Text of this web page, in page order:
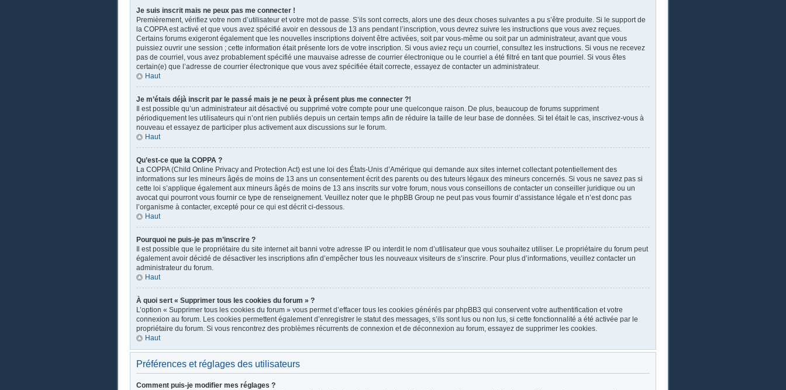
Je suis inscrit mais ne peux pas me connecter !
Premièrement, vérifiez votre nom d’utilisateur et votre mot de passe. S’ils sont corrects, alors une des deux choses suivantes a pu s’être produite. Si le support de
la COPPA est activé et que vous avez spécifié avoir en dessous de 13 ans pendant l’inscription, vous devrez suivre les instructions que vous avez reçues.
Certains forums exigeront également que les nouvelles inscriptions doivent être activées, soit par vous-même ou soit par un administrateur, avant que vous
puissiez ouvrir une session ; cette information était présente lors de votre inscription. Si vous aviez reçu un courriel, consultez les instructions. Si vous ne recevez
pas de courriel, vous avez probablement spécifié une mauvaise adresse de courrier électronique ou le courriel a été filtré en tant que pourriel. Si vous êtes
certain(e) que l’adresse de courrier électronique que vous avez spécifiée était correcte, essayez de contacter un administrateur.
Haut
Je m’étais déjà inscrit par le passé mais je ne peux à présent plus me connecter ?!
Il est possible qu’un administrateur ait désactivé ou supprimé votre compte pour une quelconque raison. De plus, beaucoup de forums suppriment
périodiquement les utilisateurs qui n’ont rien publiés depuis un certain temps afin de réduire la taille de leur base de données. Si tel était le cas, inscrivez-vous à
nouveau et essayez de participer plus activement aux discussions sur le forum.
Haut
Qu’est-ce que la COPPA ?
La COPPA (Child Online Privacy and Protection Act) est une loi des États-Unis d’Amérique qui demande aux sites internet collectant potentiellement des
informations sur les mineurs âgés de moins de 13 ans un consentement écrit des parents ou des tuteurs légaux des mineurs concernés. Si vous ne savez pas si
cette loi s’applique également aux mineurs âgés de moins de 13 ans inscrits sur votre forum, nous vous conseillons de contacter un conseiller juridique ou un
avocat qui pourront vous fournir ce type de renseignement. Veuillez noter que le phpBB Group ne peut pas vous fournir d’assistance légale et n’est donc pas
l’organisme à contacter, excepté pour ce qui est décrit ci-dessous.
Haut
Pourquoi ne puis-je pas m’inscrire ?
Il est possible que le propriétaire du site internet ait banni votre adresse IP ou interdit le nom d’utilisateur que vous souhaitez utiliser. Le propriétaire du forum peut
également avoir décidé de désactiver les inscriptions afin d’empêcher tous les nouveaux visiteurs de s’inscrire. Pour plus d’informations, veuillez contacter un
administrateur du forum.
Haut
À quoi sert « Supprimer tous les cookies du forum » ?
L’option « Supprimer tous les cookies du forum » vous permet d’effacer tous les cookies générés par phpBB3 qui conservent votre authentification et votre
connexion au forum. Les cookies permettent également d’enregistrer le statut des messages, s’ils sont lus ou non lus, si cette fonctionnalité a été activée par le
propriétaire du forum. Si vous rencontrez des problèmes récurrents de connexion et de déconnexion au forum, essayez de supprimer les cookies.
Haut
Préférences et réglages des utilisateurs
Comment puis-je modifier mes réglages ?